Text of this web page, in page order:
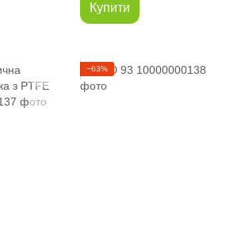
Купити
−63%